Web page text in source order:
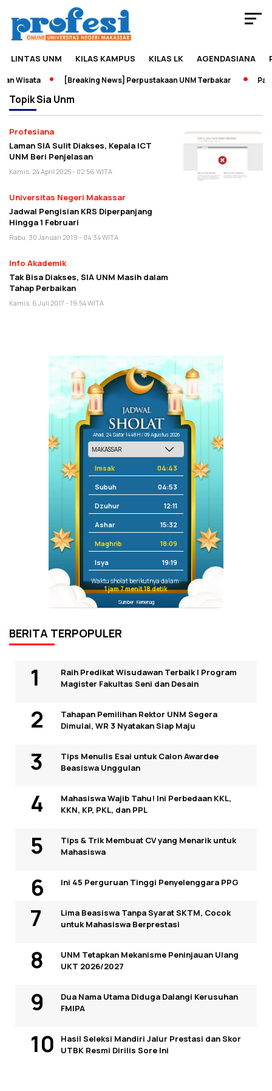
LINTAS UNM KILAS KAMPUS KILAS LK AGENDASIANA
Wisata [Breaking News] Perpustakaan UNM Terbakar
TopikSia Unm
Profesiana
Laman SIA Sulit Diakses, Kepala ICT
UNM Beri Penjelasan
Kamis, 24 April 2025 - 02:56 WITA
Universitas Negeri Makassar
Jadwal Pengisian KRS Diperpanjang
Hingga 1 Februari
Rabu, 30 Januari 2019 - 04:34 WITA
Info Akademik
Tak Bisa Diakses, SIA UNM Masih dalam
Tahap Perbaikan
Kamis, 6 Juli 2017 - 19:54 WITA
Ahad, 24 Safar 1448 H / 09 Agustus 2026
Imsak 04:43
Subuh 04:53
Dzuhur 12:11
Ashar 15:32
Maghrib 18:09
Isya 19:19
Waktu sholat berikutnya dalam:
1 jam 7 menit 18 detik
Sumber: Kemenag
BERITA TERPOPULER
Raih Predikat Wisudawan Terbaik I Program
Magister Fakultas Seni dan Desain
Tahapan Pemilihan Rektor UNM Segera
Dimulai, WR 3 Nyatakan Siap Maju
Tips Menulis Esai untuk Calon Awardee
Beasiswa Unggulan
Mahasiswa Wajib Tahu! Ini Perbedaan KKL,
KKN, KP, PKL, dan PPL
Tips & Trik Membuat CV yang Menarik untuk
Mahasiswa
Ini 45 Perguruan Tinggi Penyelenggara PPG
Lima Beasiswa Tanpa Syarat SKTM, Cocok
untuk Mahasiswa Berprestasi
UNM Tetapkan Mekanisme Peninjauan Ulang
UKT 2026/2027
Dua Nama Utama Diduga Dalangi Kerusuhan
FMIPA
Hasil Seleksi Mandiri Jalur Prestasi dan Skor
UTBK Resmi Dirilis Sore Ini